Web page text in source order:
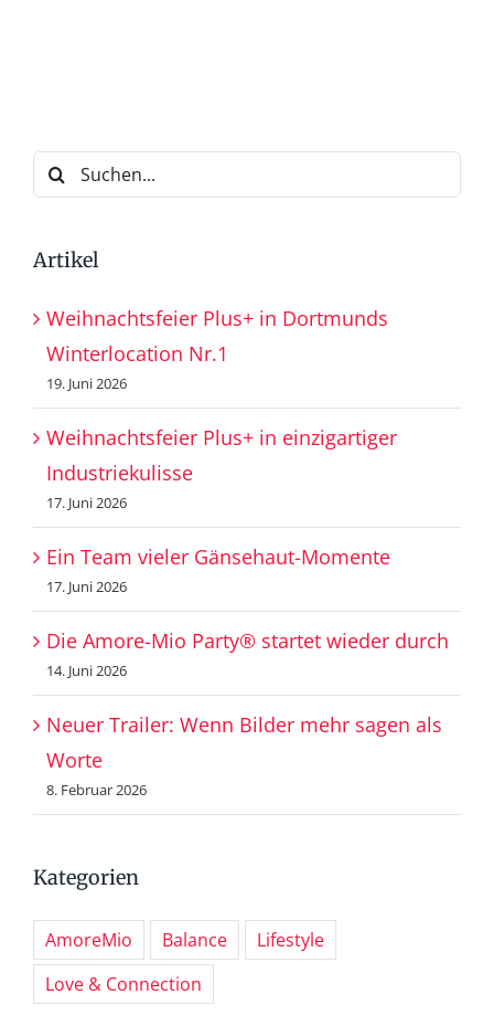
Suche
nach:
Artikel
Weihnachtsfeier Plus+ in Dortmunds
Winterlocation Nr.1
19. Juni 2026
Weihnachtsfeier Plus+ in einzigartiger
Industriekulisse
17. Juni 2026
Ein Team vieler Gänsehaut-Momente
17. Juni 2026
Die Amore-Mio Party® startet wieder durch
14. Juni 2026
Neuer Trailer: Wenn Bilder mehr sagen als
Worte
8. Februar 2026
Kategorien
AmoreMio Balance
Lifestyle
Love & Connection